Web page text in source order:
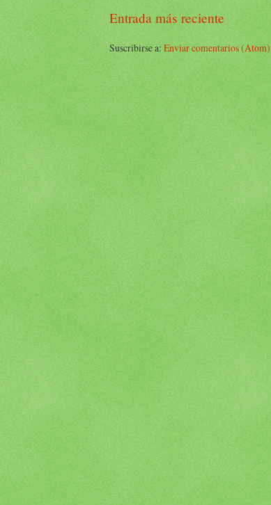
Entrada más reciente
Suscribirse a:Enviar comentarios (Atom)